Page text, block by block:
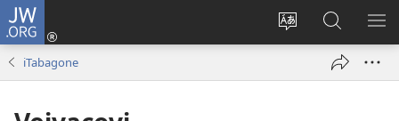
JW.ORG
Veisautaka
Dolava
(opens
Vaqara
ena
JW.ORG
iTabagone